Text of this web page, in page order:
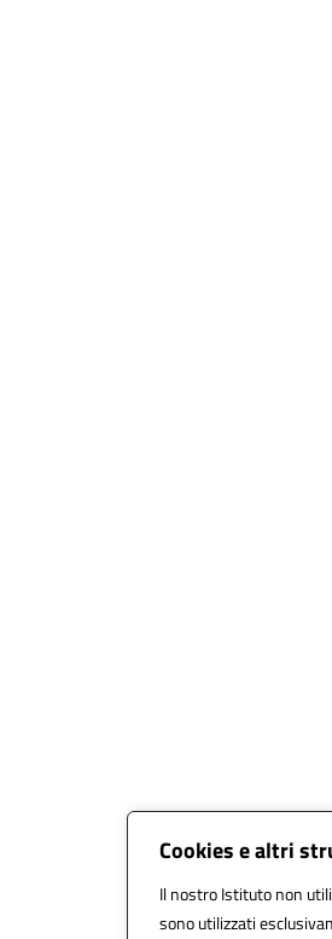
Cookies e altri
Il nostro Istituto non
sono utilizzati